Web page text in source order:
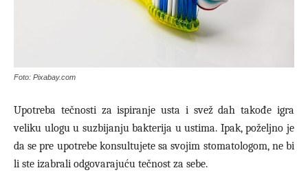
Foto: Pixabay.com
Upotreba tečnosti za ispiranje usta i svež dah takođe igra
veliku ulogu u suzbijanju bakterija u ustima. Ipak, poželjno je
da se pre upotrebe konsultujete sa svojim stomatologom, ne bi
li ste izabrali odgovarajuću tečnost za sebe.